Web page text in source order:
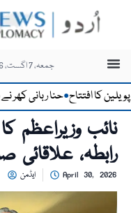
جمعہ، 7 اگست، 2026
حنا ربانی کھر نے●کا افتتاح
نائب وزیراعظم
رابطہ، علاقائی
ایڈمن April 30, 2026